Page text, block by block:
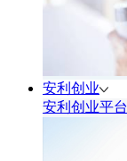
安利创业
安利创业平台